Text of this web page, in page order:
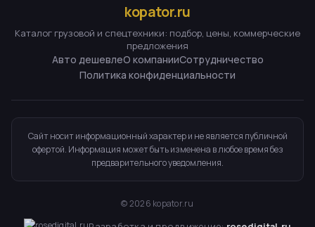
kopator.ru
Каталог грузовой и спецтехники: подбор, цены, коммерческие
предложения
Авто дешевлеО компанииСотрудничество
Политика конфиденциальности
Сайт носит информационный характер и не является публичной
офертой. Информация может быть изменена в любое время без
предварительного уведомления.
©2026 kopator.ru